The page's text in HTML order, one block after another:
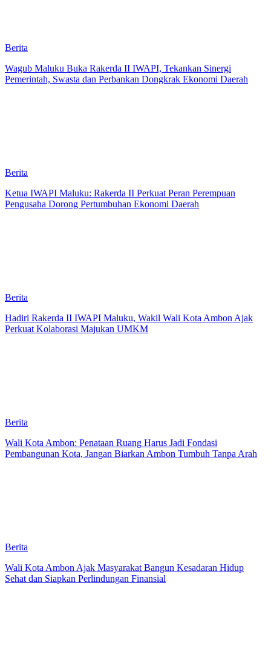
Berita
Wagub Maluku Buka Rakerda II IWAPI, Tekankan Sinergi
Pemerintah, Swasta dan Perbankan Dongkrak Ekonomi Daerah
Berita
Ketua IWAPI Maluku: Rakerda II Perkuat Peran Perempuan
Pengusaha Dorong Pertumbuhan Ekonomi Daerah
Berita
Hadiri Rakerda II IWAPI Maluku, Wakil Wali Kota Ambon Ajak
Perkuat Kolaborasi Majukan UMKM
Berita
Wali Kota Ambon: Penataan Ruang Harus Jadi Fondasi
Pembangunan Kota, Jangan Biarkan Ambon Tumbuh Tanpa Arah
Berita
Wali Kota Ambon Ajak Masyarakat Bangun Kesadaran Hidup
Sehat dan Siapkan Perlindungan Finansial